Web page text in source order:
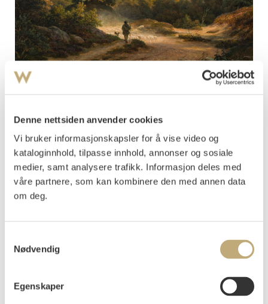
Denne nettsiden anvender cookies
Vi bruker informasjonskapsler for å vise video og
kataloginnhold, tilpasse innhold, annonser og sosiale
medier, samt analysere trafikk. Informasjon deles med
våre partnere, som kan kombinere den med annen data
om deg.
Nødvendig
Egenskaper